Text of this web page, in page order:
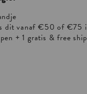
dit vanaf €50 of €75
+ 1 gratis & free